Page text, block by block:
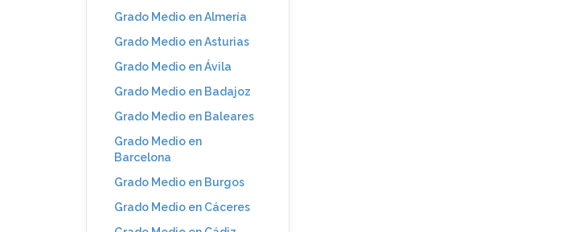
Grado Medio en Almería
Grado Medio en Asturias
Grado Medio en Ávila
Grado Medio en Badajoz
Grado Medio en Baleares
Grado Medio en
Barcelona
Grado Medio en Burgos
Grado Medio en Cáceres